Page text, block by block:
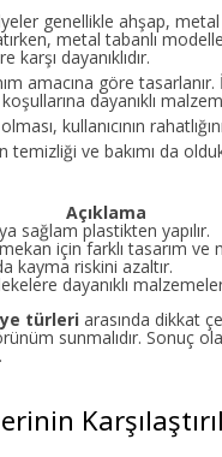
genellikle ahşap,
metal tabanlı
dayanıklıdır.
amacına göre
dayanıklı
kullanıcının
temizliği ve bakımı da
Açıklama
sağlam plastikten yapılır.
için farklı tasarım ve
kayma riskini azaltır.
dayanıklı
türleri arasında dikkat
sunmalıdır.